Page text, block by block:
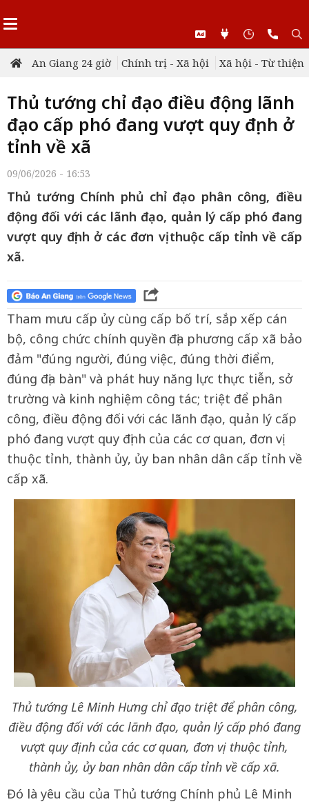
An Giang 24 giờ Chính trị - Xã hội Xã hội - Từ thiện
Thủ tướng chỉ đạo điều động lãnh
đạo cấp phó đang vượt quy định ở
tỉnh về xã
09/06/2026 - 16:53
Thủ tướng Chính phủ chỉ đạo phân công, điều
động đối với các lãnh đạo, quản lý cấp phó đang
vượt quy định ở các đơn vị thuộc cấp tỉnh về cấp
xã.
Tham mưu cấp ủy cùng cấp bố trí, sắp xếp cán
bộ, công chức chính quyền địa phương cấp xã bảo
đảm "đúng người, đúng việc, đúng thời điểm,
đúng địa bàn" và phát huy năng lực thực tiễn, sở
trường và kinh nghiệm công tác; triệt để phân
công, điều động đối với các lãnh đạo, quản lý cấp
phó đang vượt quy định của các cơ quan, đơn vị
thuộc tỉnh, thành ủy, ủy ban nhân dân cấp tỉnh về
cấp xã.
Thủ tướng Lê Minh Hưng chỉ đạo triệt để phân công,
điều động đối với các lãnh đạo, quản lý cấp phó đang
vượt quy định của các cơ quan, đơn vị thuộc tỉnh,
thành ủy, ủy ban nhân dân cấp tỉnh về cấp xã.
Đó là yêu cầu của Thủ tướng Chính phủ Lê Minh